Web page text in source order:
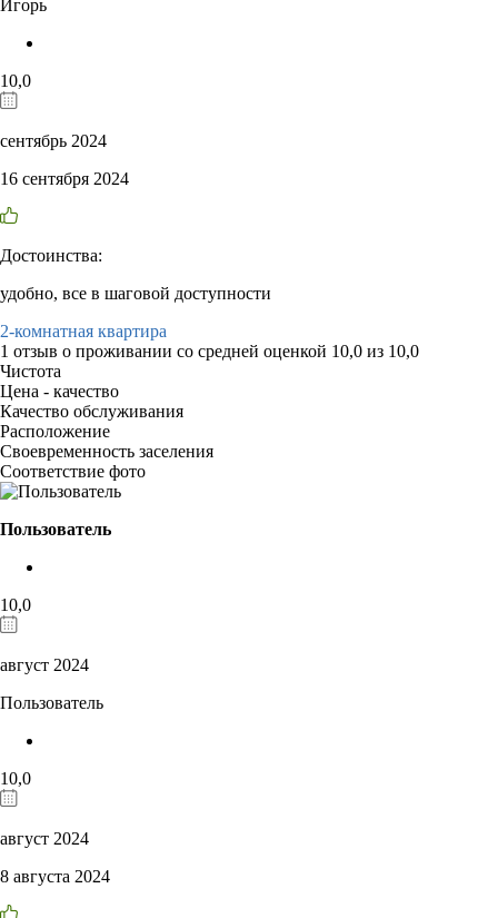
Игорь
10,0
сентябрь 2024
16 сентября 2024
Достоинства:
удобно, все в шаговой доступности
2-комнатная квартира
1 отзыв о проживании со средней оценкой 10,0 из 10,0
Чистота
Цена - качество
Качество обслуживания
Расположение
Своевременность заселения
Соответствие фото
Пользователь
10,0
август 2024
Пользователь
10,0
август 2024
8 августа 2024